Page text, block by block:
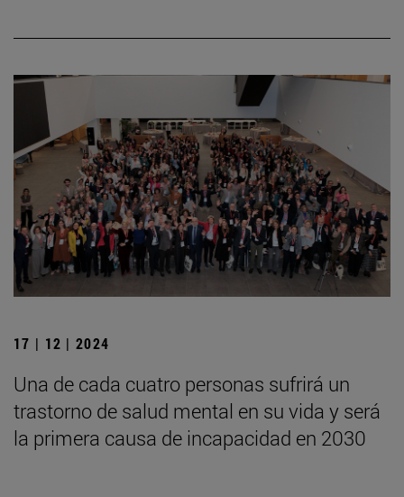
17 | 12 | 2024
Una de cada cuatro personas sufrirá un
trastorno de salud mental en su vida y será
la primera causa de incapacidad en 2030